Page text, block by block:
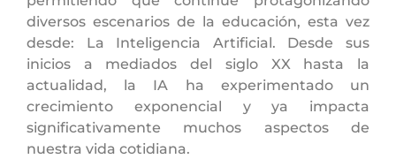
diversos escenarios de la educación, esta vez
desde: La Inteligencia Artificial. Desde sus
inicios a mediados del siglo XX hasta la
actualidad, la IA ha experimentado un
crecimiento exponencial y ya impacta
significativamente muchos aspectos de
nuestra vida cotidiana.